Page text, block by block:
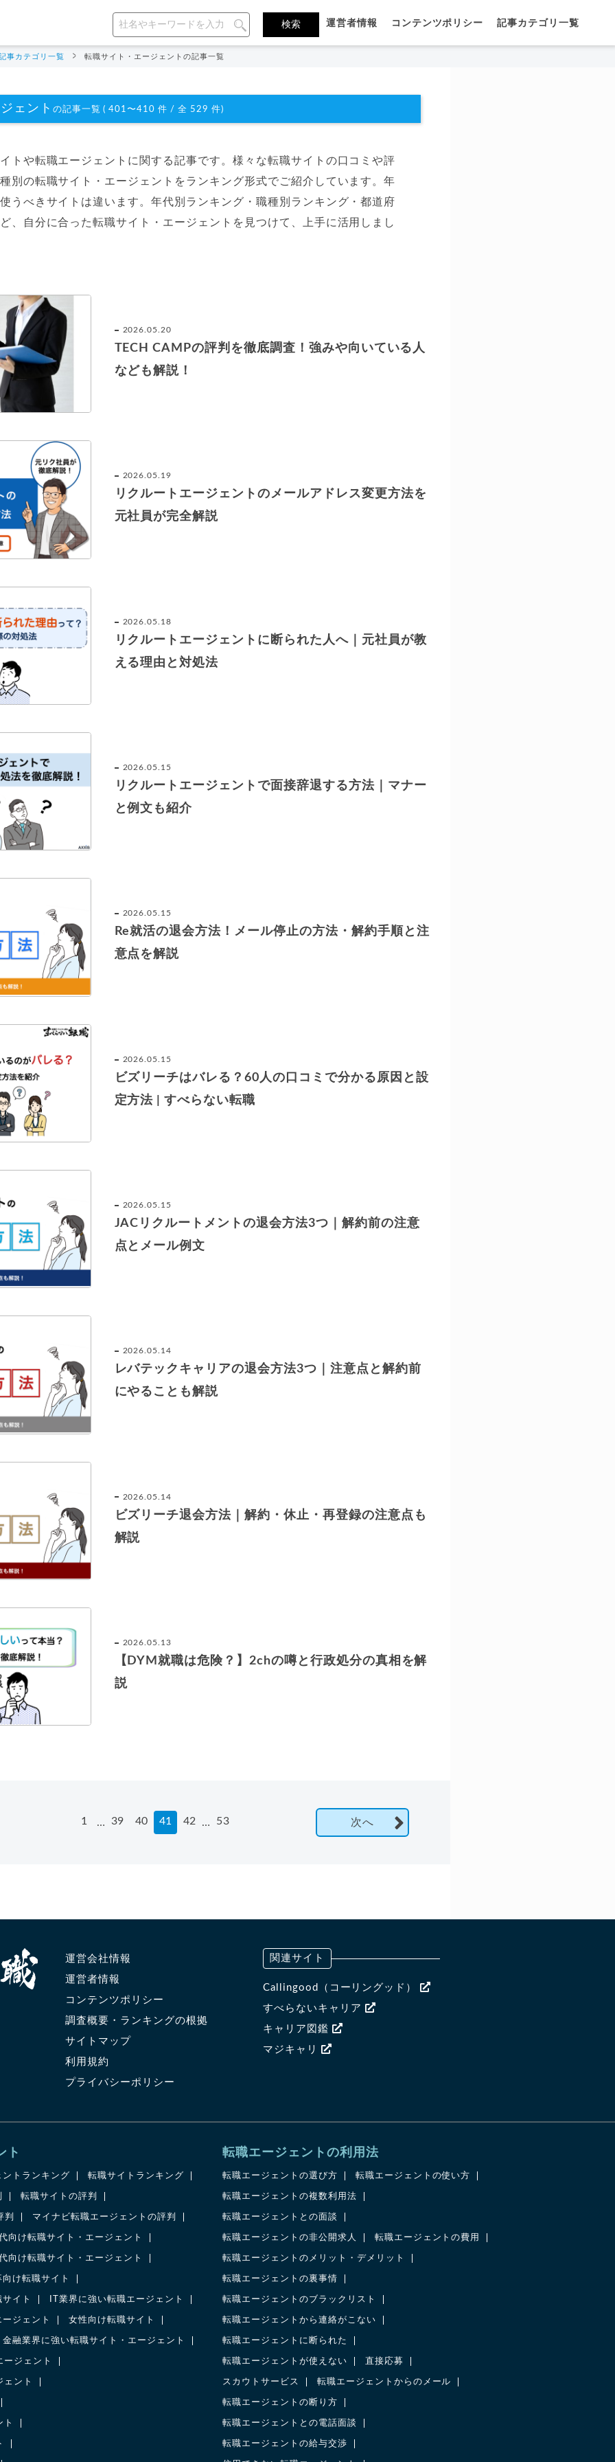
運営者情報 コンテンツポリシー 記事カテゴリ一覧
事カテゴリ一覧 転職サイト・エージェントの記事一覧
ェント の記事一覧 ( 401〜410 件 / 全 529 件)
トや転職エージェントに関する記事です。様々な転職サイトの口コミや評
別の転職サイト・エージェントをランキング形式でご紹介しています。年
うべきサイトは違います。年代別ランキング・職種別ランキング・都道府
、自分に合った転職サイト・エージェントを見つけて、上手に活用しまし
2026.05.20
TECH CAMPの評判を徹底調査！強みや向いている人
なども解説！
2026.05.19
リクルートエージェントのメールアドレス変更方法を
元社員が完全解説
2026.05.18
リクルートエージェントに断られた人へ｜元社員が教
える理由と対処法
2026.05.15
リクルートエージェントで面接辞退する方法｜マナー
と例文も紹介
2026.05.15
Re就活の退会方法！メール停止の方法・解約手順と注
意点を解説
2026.05.15
ビズリーチはバレる？60人の口コミで分かる原因と設
定方法 | すべらない転職
2026.05.15
JACリクルートメントの退会方法3つ｜解約前の注意
点とメール例文
2026.05.14
レバテックキャリアの退会方法3つ｜注意点と解約前
にやることも解説
2026.05.14
ビズリーチ退会方法｜解約・休止・再登録の注意点も
解説
2026.05.13
【DYM就職は危険？】2chの噂と行政処分の真相を解
説
1 … 39 40 41 42 … 53 次へ
運営会社情報
運営者情報
コンテンツポリシー
調査概要・ランキングの根拠
サイトマップ
利用規約
プライバシーポリシー
関連サイト
Callingood（コーリングッド）
すべらないキャリア
キャリア図鑑
マジキャリ
ト
ントランキング 転職サイトランキング
転職サイトの評判
判 マイナビ転職エージェントの評判
向け転職サイト・エージェント
向け転職サイト・エージェント
け転職サイト
イト IT業界に強い転職エージェント
ジェント 女性向け転職サイト
金融業界に強い転職サイト・エージェント
ジェント
ェント
ト
転職エージェントの利用法
転職エージェントの選び方 転職エージェントの使い方
転職エージェントの複数利用法
転職エージェントとの面談
転職エージェントの非公開求人 転職エージェントの費用
転職エージェントのメリット・デメリット
転職エージェントの裏事情
転職エージェントのブラックリスト
転職エージェントから連絡がこない
転職エージェントに断られた
転職エージェントが使えない 直接応募
スカウトサービス 転職エージェントからのメール
転職エージェントの断り方
転職エージェントとの電話面談
転職エージェントの給与交渉